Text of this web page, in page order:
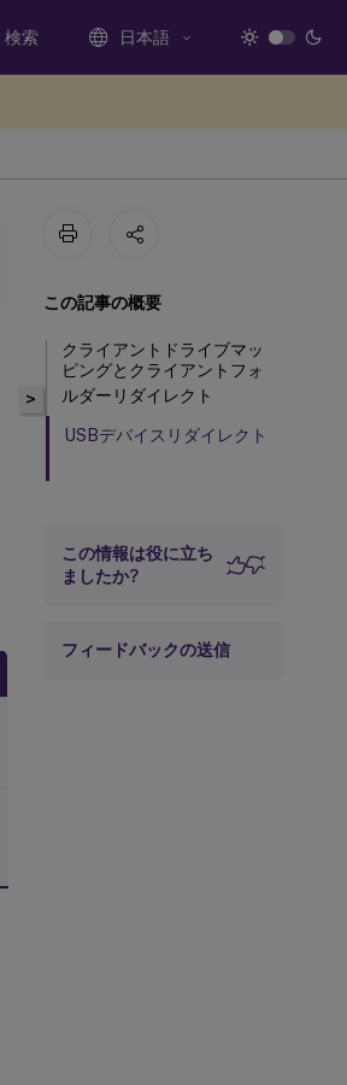
検索 日本語
>
この記事の概要
クライアントドライブマッ
ピングとクライアントフォ
ルダーリダイレクト
USBデバイスリダイレクト
この情報は役に立ち
ましたか?
フィードバックの送信